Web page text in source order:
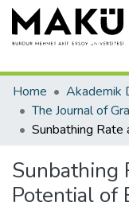
Home
Akademik
Sunbathing
Potential of